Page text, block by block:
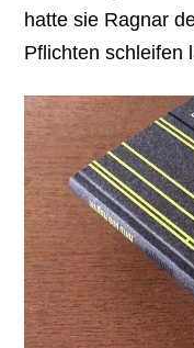
hatte sie Ragnar
Pflichten schleifen